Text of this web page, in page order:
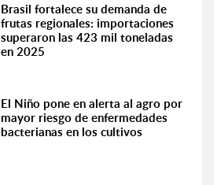
Brasil fortalece su demanda de
frutas regionales: importaciones
superaron las 423 mil toneladas
en 2025
El Niño pone en alerta al agro por
mayor riesgo de enfermedades
bacterianas en los cultivos